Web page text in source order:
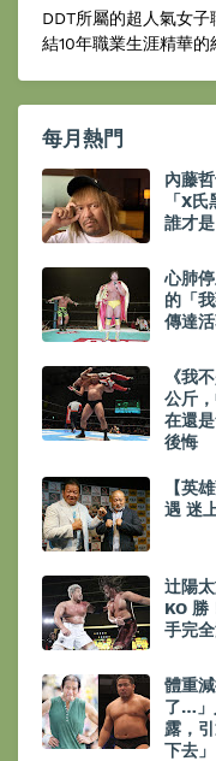
DDT所屬的超人氣女
結10年職業生涯精華的
每月熱門
內藤
「X
誰才
心肺
的「
傳達
《我
公斤
在還
後悔
【英
遇 迷
辻陽
KO 勝
手完全
體重
了…」
露，
下去」